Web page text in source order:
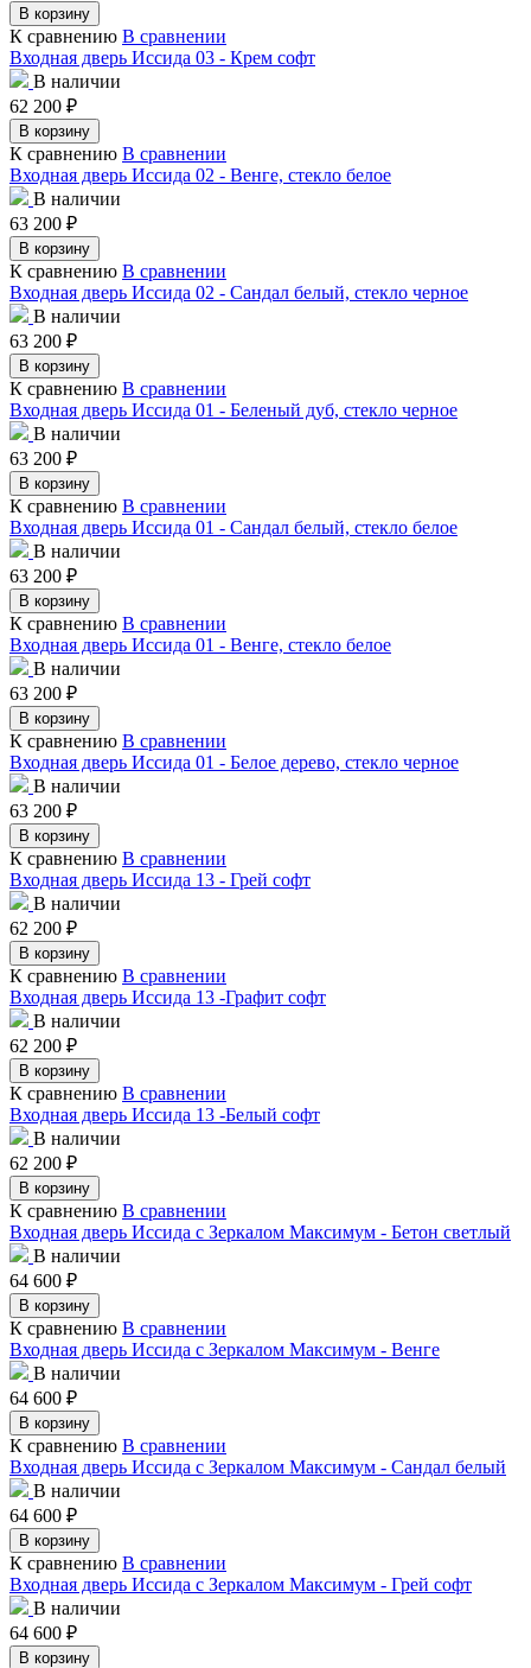
В корзину
К сравнению В сравнении
Входная дверь Иссида 03 - Крем софт
В наличии
62 200 ₽
В корзину
К сравнению В сравнении
Входная дверь Иссида 02 - Венге, стекло белое
В наличии
63 200 ₽
В корзину
К сравнению В сравнении
Входная дверь Иссида 02 - Сандал белый, стекло черное
В наличии
63 200 ₽
В корзину
К сравнению В сравнении
Входная дверь Иссида 01 - Беленый дуб, стекло черное
В наличии
63 200 ₽
В корзину
К сравнению В сравнении
Входная дверь Иссида 01 - Сандал белый, стекло белое
В наличии
63 200 ₽
В корзину
К сравнению В сравнении
Входная дверь Иссида 01 - Венге, стекло белое
В наличии
63 200 ₽
В корзину
К сравнению В сравнении
Входная дверь Иссида 01 - Белое дерево, стекло черное
В наличии
63 200 ₽
В корзину
К сравнению В сравнении
Входная дверь Иссида 13 - Грей софт
В наличии
62 200 ₽
В корзину
К сравнению В сравнении
Входная дверь Иссида 13 -Графит софт
В наличии
62 200 ₽
В корзину
К сравнению В сравнении
Входная дверь Иссида 13 -Белый софт
В наличии
62 200 ₽
В корзину
К сравнению В сравнении
Входная дверь Иссида с Зеркалом Максимум - Бетон светлый
В наличии
64 600 ₽
В корзину
К сравнению В сравнении
Входная дверь Иссида с Зеркалом Максимум - Венге
В наличии
64 600 ₽
В корзину
К сравнению В сравнении
Входная дверь Иссида с Зеркалом Максимум - Сандал белый
В наличии
64 600 ₽
В корзину
К сравнению В сравнении
Входная дверь Иссида с Зеркалом Максимум - Грей софт
В наличии
64 600 ₽
В корзину